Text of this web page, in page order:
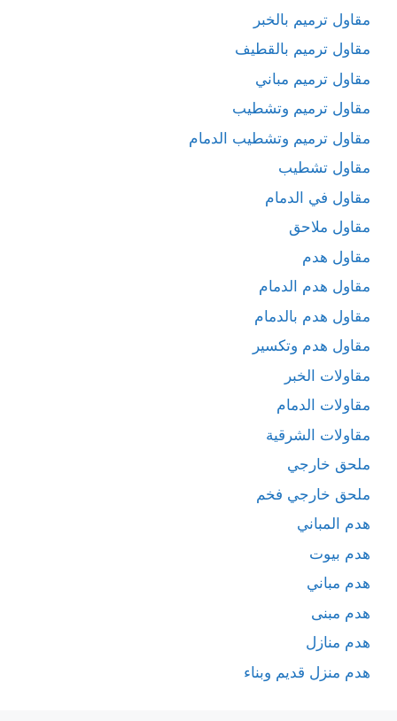
مقاول ترميم بالخبر
مقاول ترميم بالقطيف
مقاول ترميم مباني
مقاول ترميم وتشطيب
مقاول ترميم وتشطيب الدمام
مقاول تشطيب
مقاول في الدمام
مقاول ملاحق
مقاول هدم
مقاول هدم الدمام
مقاول هدم بالدمام
مقاول هدم وتكسير
مقاولات الخبر
مقاولات الدمام
مقاولات الشرقية
ملحق خارجي
ملحق خارجي فخم
هدم المباني
هدم بيوت
هدم مباني
هدم مبنى
هدم منازل
هدم منزل قديم وبناء